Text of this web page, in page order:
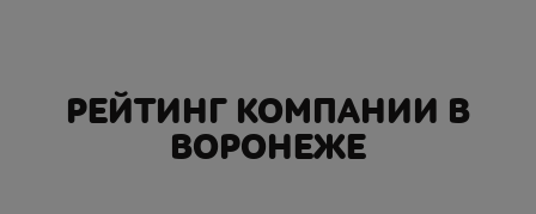
РЕЙТИНГ КОМПАНИИ В
ВОРОНЕЖЕ